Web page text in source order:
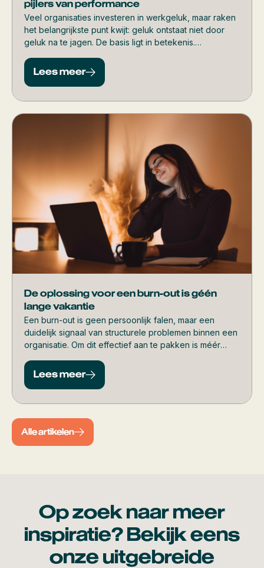
pijlers van performance
Veel organisaties investeren in werkgeluk, maar raken
het belangrijkste punt kwijt: geluk ontstaat niet door
geluk na te jagen. De basis ligt in betekenis.
doet, als ze verbonden zijn met hun team en blijven
groeien.
Lees meer
De oplossing voor een burn-out is géén
lange vakantie
Een burn-out is geen persoonlijk falen, maar een
duidelijk signaal van structurele problemen binnen een
organisatie. Om dit effectief aan te pakken is méér
artikel.
Lees meer
Alle artikelen
Op zoek naar meer
inspiratie? Bekijk eens
onze uitgebreide